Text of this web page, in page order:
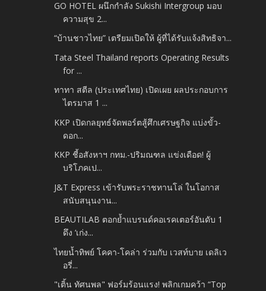
GO HOTEL ผนึกกำลัง Sukishi Intergroup มอบ
ความสุข 2...
“บ้านชาวไทย” เตรียมเปิดให้ ผู้ที่ได้รับแจ้งสิทธิจา...
Tata Steel Thailand reports Operating Results
for ...
ทาทา สตีล (ประเทศไทย) เปิดเผย ผลประกอบการ
ไตรมาส 1 ...
KKP เปิดกลยุทธ์จัดพอร์ตสู้ศึกเศรษฐกิจ แบ่งขั้ว-
ดอก...
KKP ชี้อสังหาฯ กทม.-ปริมณฑล แข่งเดือด! ผู้
บริโภคเป...
J&T Express เข้ารับพระราชทานโล่ ในโอกาส
สนับสนุนงาน...
BEAUTILAB ตอกย้ำแบรนด์คอเรคเตอร์อันดับ 1
ดึง ‘เก่ง...
ไทยน้ำทิพย์ โคคา-โคล่า ร่วมกับ เวสท์บาย เดลิเว
อรี่...
"เติ้น ทัศนพล" ฟอร์มร้อนแรง! พลิกเกมคว้า “Top